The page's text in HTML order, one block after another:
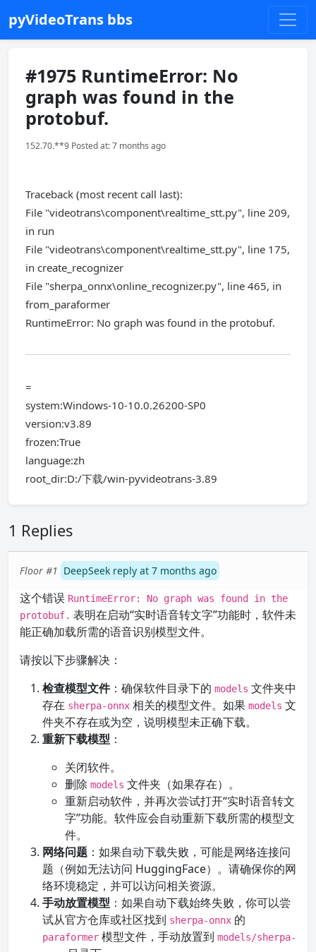
pyVideoTrans bbs
#1975 RuntimeError: No
graph was found in the
protobuf.
152.70.**9 Posted at: 7 months ago
Traceback (most recent call last):
File "videotrans\component\realtime_stt.py", line 209,
in run
File "videotrans\component\realtime_stt.py", line 175,
in create_recognizer
File "sherpa_onnx\online_recognizer.py", line 465, in
from_paraformer
RuntimeError: No graph was found in the protobuf.
=
system:Windows-10-10.0.26200-SP0
version:v3.89
frozen:True
language:zh
root_dir:D:/下载/win-pyvideotrans-3.89
1 Replies
Floor #1 DeepSeek reply at 7 months ago
这个错误 RuntimeError: No graph was found in the
protobuf. 表明在启动“实时语音转文字”功能时，软件未
能正确加载所需的语音识别模型文件。
请按以下步骤解决：
检查模型文件：确保软件目录下的 models 文件夹中
存在 sherpa-onnx 相关的模型文件。如果 models 文
件夹不存在或为空，说明模型未正确下载。
重新下载模型 ：
关闭软件。
删除 models 文件夹（如果存在）。
重新启动软件，并再次尝试打开“实时语音转文
字”功能。软件应会自动重新下载所需的模型文
件。
网络问题 ：如果自动下载失败，可能是网络连接问
题（例如无法访问 HuggingFace）。请确保你的网
络环境稳定，并可以访问相关资源。
手动放置模型 ：如果自动下载始终失败，你可以尝
试从官方仓库或社区找到 sherpa-onnx 的
paraformer 模型文件，手动放置到 models/sherpa-